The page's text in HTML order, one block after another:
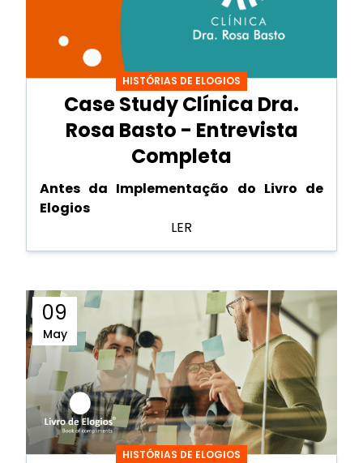
HISTÓRIAS DE ELOGIOS
Case Study Clínica Dra.
Rosa Basto - Entrevista
Completa
Antes da Implementação do Livro de
Elogios
LER
09
May
HISTÓRIAS DE ELOGIOS